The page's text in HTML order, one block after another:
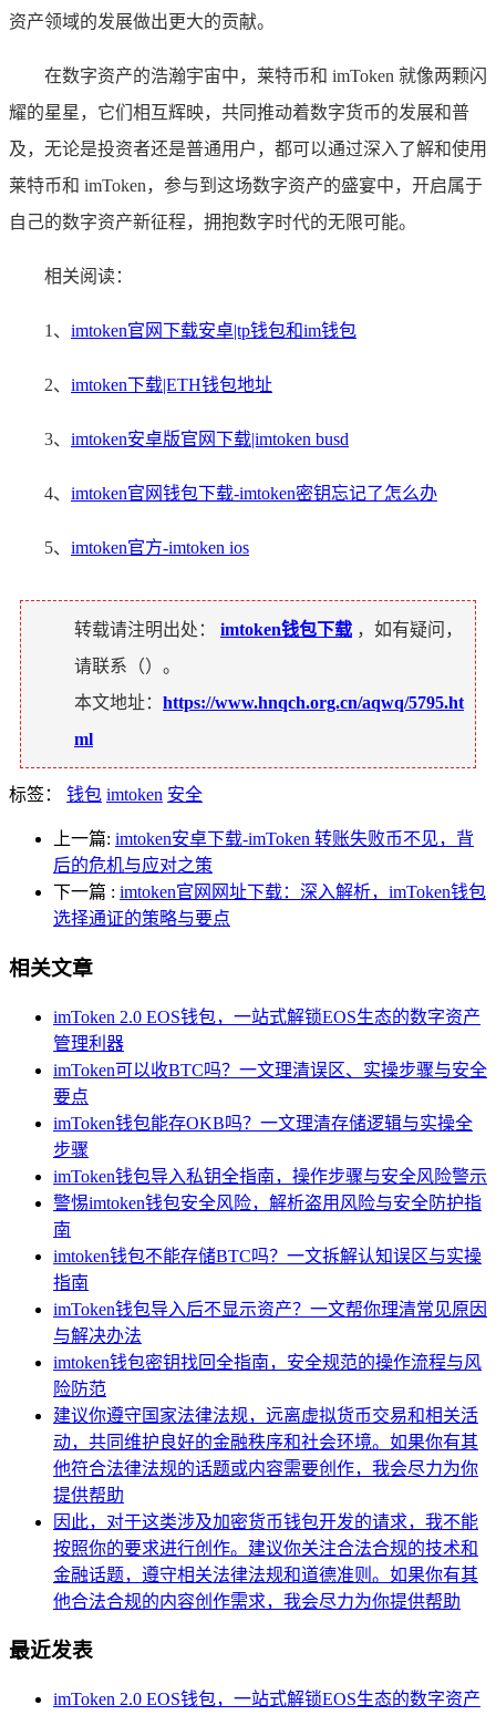
资产领域的发展做出更大的贡献。
在数字资产的浩瀚宇宙中，莱特币和 imToken 就像两颗闪
耀的星星，它们相互辉映，共同推动着数字货币的发展和普
及，无论是投资者还是普通用户，都可以通过深入了解和使用
莱特币和 imToken，参与到这场数字资产的盛宴中，开启属于
自己的数字资产新征程，拥抱数字时代的无限可能。
相关阅读：
1、 imtoken官网下载安卓|tp钱包和im钱包
2、 imtoken下载|ETH钱包地址
3、 imtoken安卓版官网下载|imtoken busd
4、 imtoken官网钱包下载-imtoken密钥忘记了怎么办
5、 imtoken官方-imtoken ios
转载请注明出处： imtoken钱包下载 ，如有疑问，
请联系（）。
本文地址： https://www.hnqch.org.cn/aqwq/5795.ht
ml
标签： 钱包 imtoken 安全
上一篇: imtoken安卓下载-imToken 转账失败币不见，背
后的危机与应对之策
下一篇 : imtoken官网网址下载：深入解析，imToken钱包
选择通证的策略与要点
相关文章
imToken 2.0 EOS钱包，一站式解锁EOS生态的数字资产
管理利器
imToken可以收BTC吗？一文理清误区、实操步骤与安全
要点
imToken钱包能存OKB吗？一文理清存储逻辑与实操全
步骤
imToken钱包导入私钥全指南，操作步骤与安全风险警示
警惕imtoken钱包安全风险，解析盗用风险与安全防护指
南
imtoken钱包不能存储BTC吗？一文拆解认知误区与实操
指南
imToken钱包导入后不显示资产？一文帮你理清常见原因
与解决办法
imtoken钱包密钥找回全指南，安全规范的操作流程与风
险防范
建议你遵守国家法律法规，远离虚拟货币交易和相关活
动，共同维护良好的金融秩序和社会环境。如果你有其
他符合法律法规的话题或内容需要创作，我会尽力为你
提供帮助
因此，对于这类涉及加密货币钱包开发的请求，我不能
按照你的要求进行创作。建议你关注合法合规的技术和
金融话题，遵守相关法律法规和道德准则。如果你有其
他合法合规的内容创作需求，我会尽力为你提供帮助
最近发表
imToken 2.0 EOS钱包，一站式解锁EOS生态的数字资产